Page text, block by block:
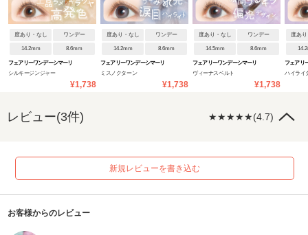
度あり・なし ワンデー
14.2mm 8.6mm
フェアリーワンデーシマーリ
シルキージンジャー
¥1,738
度あり・なし ワンデー
14.2mm 8.6mm
フェアリーワンデーシマーリ
ミスノクターン
¥1,738
度あり・なし ワンデー
14.5mm 8.6mm
フェアリーワンデーシマーリ
ングシリーズ
ヴィーナスベルト
¥1,738
度あ
フェアリ
ハイライ
レビュー(3件) ★★★★★(4.7)
新規レビューを書き込む
お客様からのレビュー